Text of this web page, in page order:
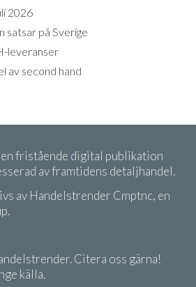
2026
satsar på Sverige
leveranser
av second hand
fristående digital publikation
av framtidens detaljhandel.
av Handelstrender Cmptnc, en
Citera oss gärna!
källa.